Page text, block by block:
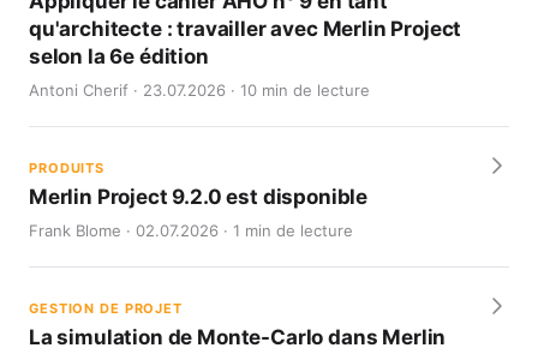
qu'architecte : travailler avec Merlin Project
selon la 6e édition
Antoni Cherif · 23.07.2026 · 10 min de lecture
PRODUITS
Merlin Project 9.2.0 est disponible
Frank Blome · 02.07.2026 · 1 min de lecture
GESTION DE PROJET
La simulation de Monte-Carlo dans Merlin